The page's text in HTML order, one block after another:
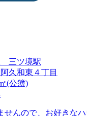
三ツ境駅
久和東４丁目
(公簿)
せんので、お好きな